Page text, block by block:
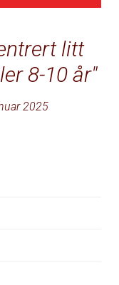
litt
8-10 år
2025